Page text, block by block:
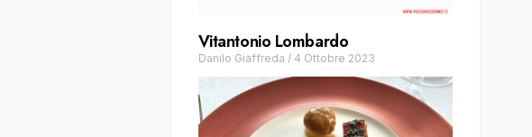
Vitantonio Lombardo
Danilo Giaffreda / 4 Ottobre 2023